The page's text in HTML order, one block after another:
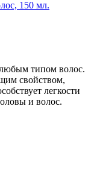
типом волос.
свойством,
легкости
и волос.